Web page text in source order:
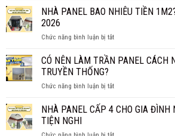
SỰ
HIỆU
PANEL
GIÁ
NHIÊU
GIÁ
TIẾT
NHÀ PANEL BAO NHIÊU TIỀN
2026
Chức năng bình luận bị tắtở
PANEL
TIỀN
BÁO
CÓ NÊN LÀM TRẦN PANEL CÁCH
TRUYỀN THỐNG?
Chức năng bình luận bị tắtở
NÊN
NHÀ PANEL CẤP 4 CHO GIA ĐÌNH
TIỆN NGHI